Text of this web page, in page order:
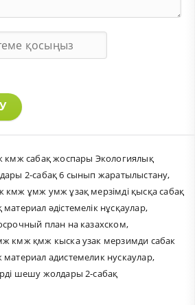
сабақ жоспары Экологиялық
2-сабақ 6 сынып жаратылыстану,
ұмж умж ұзақ мерзімді қысқа сабақ
әдістемелік нұсқаулар,
план на казахском,
кмж қмж кыска узак мерзимди сабак
адистемелик нускаулар,
шешу жолдары 2-сабақ